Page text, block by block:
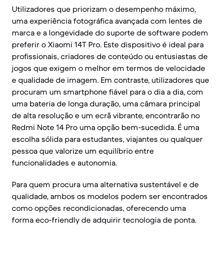
Utilizadores que priorizam o desempenho máximo,
uma experiência fotográfica avançada com lentes de
marca e a longevidade do suporte de software podem
preferir o Xiaomi 14T Pro. Este dispositivo é ideal para
profissionais, criadores de conteúdo ou entusiastas de
jogos que exigem o melhor em termos de velocidade
e qualidade de imagem. Em contraste, utilizadores que
procuram um smartphone fiável para o dia a dia, com
uma bateria de longa duração, uma câmara principal
de alta resolução e um ecrã vibrante, encontrarão no
Redmi Note 14 Pro uma opção bem-sucedida. É uma
escolha sólida para estudantes, viajantes ou qualquer
pessoa que valorize um equilíbrio entre
funcionalidades e autonomia.
Para quem procura uma alternativa sustentável e de
qualidade, ambos os modelos podem ser encontrados
como opções recondicionadas, oferecendo uma
forma eco-friendly de adquirir tecnologia de ponta.